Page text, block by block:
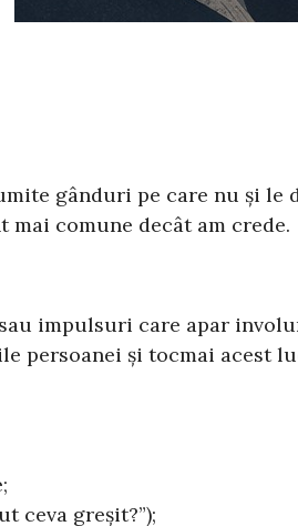
gânduri pe care nu și le
comune decât am crede.
impulsuri care apar
persoanei și tocmai acest
ceva greșit?”);